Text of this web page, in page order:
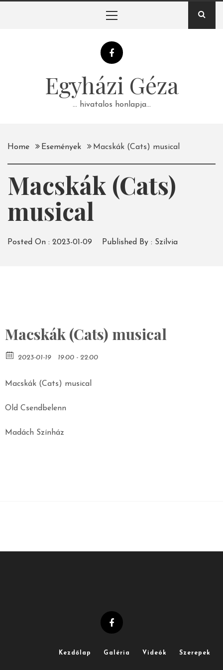
Egyházi Géza
… hivatalos honlapja…
Home Események Macskák (Cats) musical
Macskák (Cats)
musical
Posted On : 2023-01-09 Published By : Szilvia
Macskák (Cats) musical
2023-01-19 19:00 - 22:00
Macskák (Cats) musical
Old Csendbelenn
Madách Színház
Kezdőlap Galéria Videók Szerepek